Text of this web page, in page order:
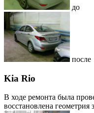
до
после
Kia Rio
В ходе ремонта была
восстановлена геометрия